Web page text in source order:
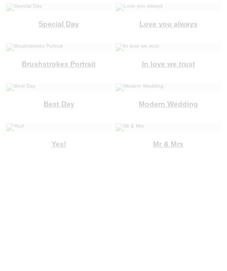
Special Day Love you always
Brushstrokes Portrait In love we trust
Best Day Modern Wedding
Yes! Mr & Mrs